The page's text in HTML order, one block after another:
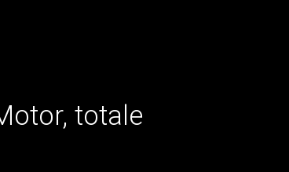
totale